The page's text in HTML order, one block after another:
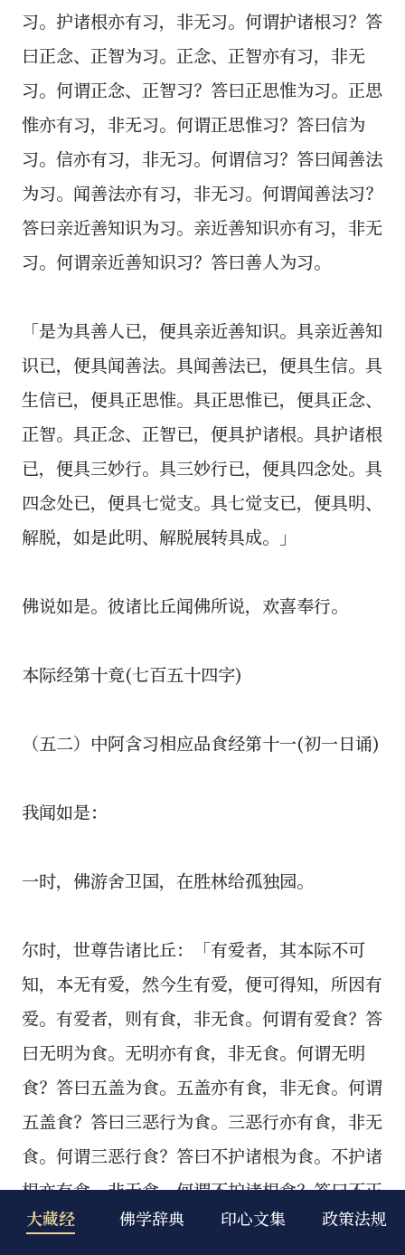
大藏经 佛学辞典 印心文集 政策法规